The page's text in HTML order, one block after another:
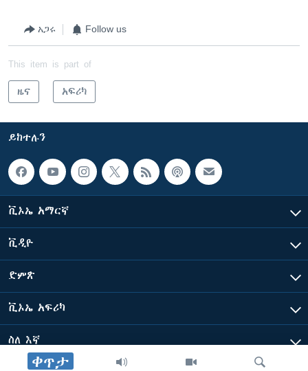
ቀጥታ
አጋሩ Follow us
This item is part of
ዜና አፍሪካ
ይከተሉን
ቪኦኤ አማርኛ
ቪዲዮ
ድምጽ
ቪኦኤ አፍሪካ
ስለ እኛ